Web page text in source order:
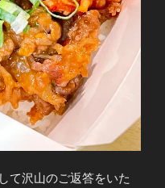
て沢山のご返答をいた